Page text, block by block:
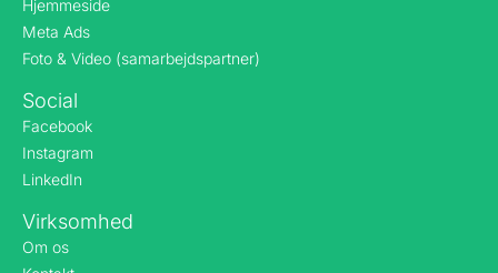
Hjemmeside
Meta Ads
Foto & Video (samarbejdspartner)
Social
Facebook
Instagram
LinkedIn
Virksomhed
Om os